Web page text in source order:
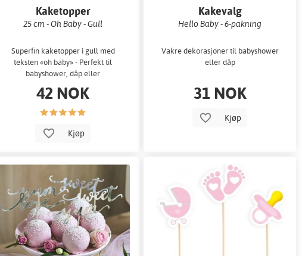
Kaketopper
25 cm - Oh Baby - Gull
Superfin kaketopper i gull med
teksten «oh baby» - Perfekt til
babyshower, dåp eller
42 NOK
Kjøp
Kakevalg
Hello Baby - 6-pakning
Vakre dekorasjoner til babyshower
eller dåp
31 NOK
Kjøp